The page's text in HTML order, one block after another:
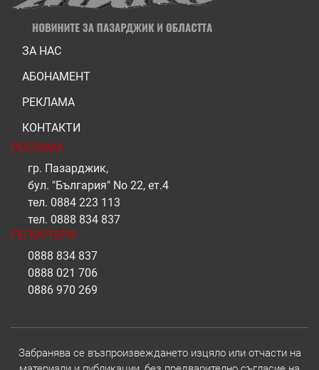
ЗА НАС
АБОНАМЕНТ
РЕКЛАМА
КОНТАКТИ
РЕКЛАМА
гр. Пазарджик,
бул. "България" No 22, ет.4
тел. 0884 223 113
тел. 0888 834 837
РЕПОРТЕРИ
0888 834 837
0888 021 706
0886 970 269
Забранява се възпроизвеждането изцяло или отчасти на